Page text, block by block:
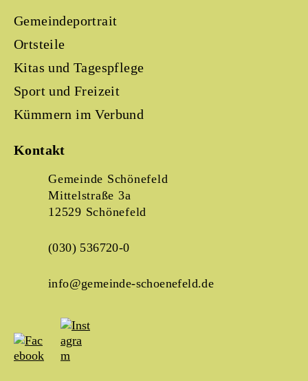
Gemeindeportrait
Ortsteile
Kitas und Tagespflege
Sport und Freizeit
Kümmern im Verbund
Kontakt
Gemeinde Schönefeld
Mittelstraße 3a
12529 Schönefeld
(030) 536720-0
info@gemeinde-schoenefeld.de